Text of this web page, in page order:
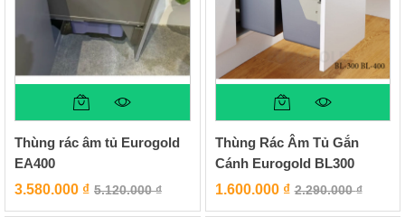
Thùng rác âm tủ Eurogold
EA400
3.580.000 ₫ 5.120.000₫
Thùng Rác Âm Tủ Gắn
Cánh Eurogold BL300
1.600.000 ₫ 2.290.000₫